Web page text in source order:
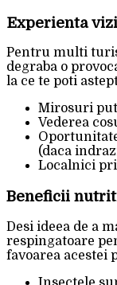
Experienta
Pentru multi
degraba o
la ce te poti
Mirosuri
Vederea
(daca
Localnici
Beneficii
Desi ideea de a
respingatoare
favoarea acestei